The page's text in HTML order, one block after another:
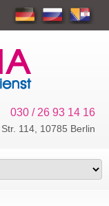
030 / 26 93 14 16
114, 10785 Berlin